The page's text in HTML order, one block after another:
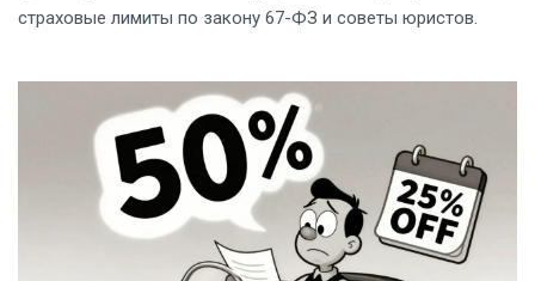
страховые лимиты по закону 67-ФЗ и советы юристов.